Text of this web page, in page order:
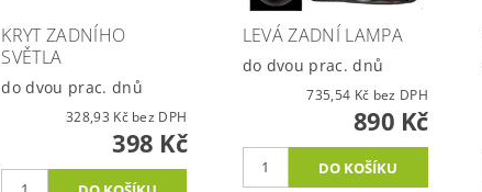
KRYT ZADNÍHO
SVĚTLA
do dvou prac. dnů
328,93 Kč bez DPH
398 Kč
LEVÁ ZADNÍ LAMPA
do dvou prac. dnů
735,54 Kč bez DPH
890 Kč